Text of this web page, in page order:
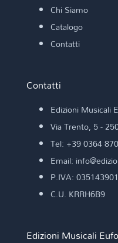
Chi Siamo
Catalogo
Contatti
Contatti
Edizioni Musicali
Via Trento, 5 -
Tel: +39 0364
Email:
P.IVA:
C.U. KRRH6B9
Edizioni Musicali